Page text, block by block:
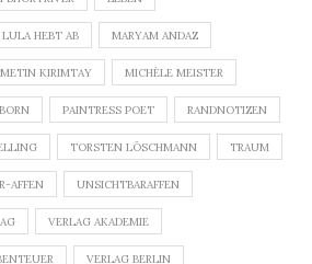
LULA HEBT AB MARYAM ANDAZ
METIN KIRIMTAY MICHÈLE MEISTER
PAINTRESS POET RANDNOTIZEN
TORSTEN LÖSCHMANN TRAUM
AFFEN UNSICHTBARAFFEN
VERLAG AKADEMIE
VERLAG BERLIN